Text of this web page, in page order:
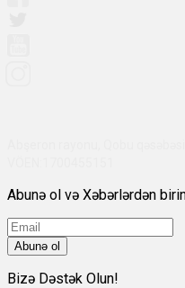
Abunə ol və Xəbərlərdən
Abunə ol
Bizə Dəstək Olun!